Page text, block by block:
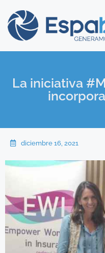
La iniciativa
diciembre 16, 2021